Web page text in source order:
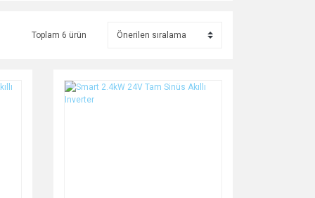
Toplam 6 ürün